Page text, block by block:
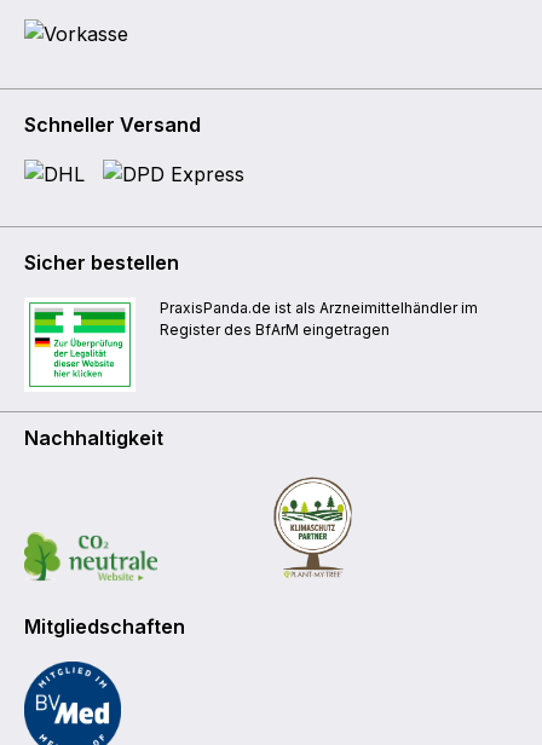
Schneller Versand
Sicher bestellen
PraxisPanda.de ist als Arzneimittelhändler im
Register des BfArM eingetragen
Nachhaltigkeit
Mitgliedschaften